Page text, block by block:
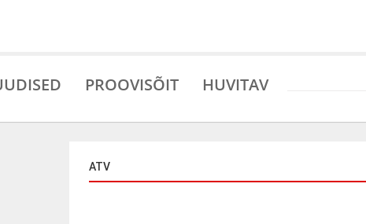
PROOVISÕIT HUVITAV
ATV